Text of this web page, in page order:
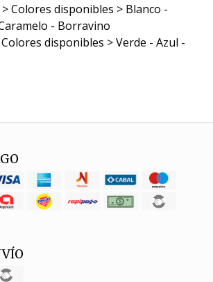
Colores disponibles > Blanco -
- Borravino
Colores disponibles > Verde - Azul -